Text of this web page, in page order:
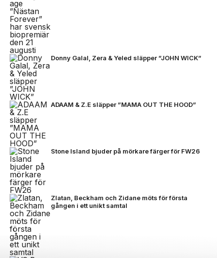
Donny Galal, Zera & Yeled släpper ”JOHN WICK”
ADAAM & Z.E släpper ”MAMA OUT THE HOOD”
Stone Island bjuder på mörkare färger för FW26
Zlatan, Beckham och Zidane möts för första
gången i ett unikt samtal